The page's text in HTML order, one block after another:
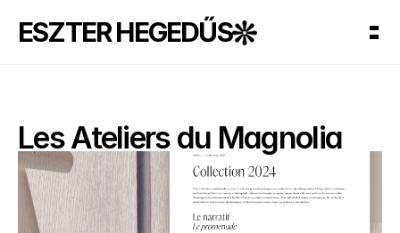
ESZTER HEGEDŰS
Les Ateliers du Magnolia